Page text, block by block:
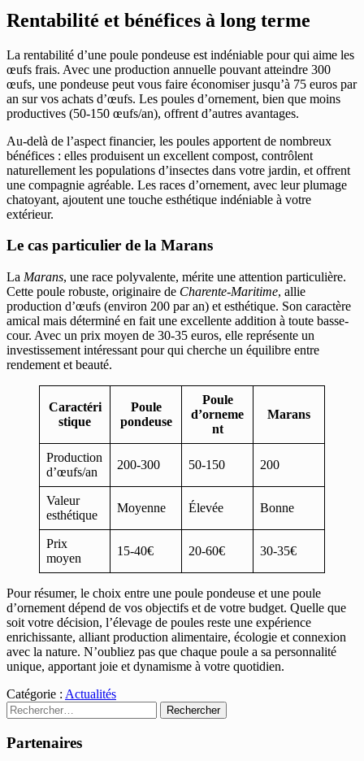
Rentabilité et bénéfices à long terme
La rentabilité d’une poule pondeuse est indéniable pour qui aime les
œufs frais. Avec une production annuelle pouvant atteindre 300
œufs, une pondeuse peut vous faire économiser jusqu’à 75 euros par
an sur vos achats d’œufs. Les poules d’ornement, bien que moins
productives (50-150 œufs/an), offrent d’autres avantages.
Au-delà de l’aspect financier, les poules apportent de nombreux
bénéfices : elles produisent un excellent compost, contrôlent
naturellement les populations d’insectes dans votre jardin, et offrent
une compagnie agréable. Les races d’ornement, avec leur plumage
chatoyant, ajoutent une touche esthétique indéniable à votre
extérieur.
Le cas particulier de la Marans
La Marans, une race polyvalente, mérite une attention particulière.
Cette poule robuste, originaire de Charente-Maritime, allie
production d’œufs (environ 200 par an) et esthétique. Son caractère
amical mais déterminé en fait une excellente addition à toute basse-
cour. Avec un prix moyen de 30-35 euros, elle représente un
investissement intéressant pour qui cherche un équilibre entre
rendement et beauté.
Caractéri
stique
Poule
pondeuse
Poule
d’orneme
nt
Marans
Production
d’œufs/an
200-300 50-150 200
Valeur
esthétique
Moyenne Élevée Bonne
Prix
moyen
15-40€ 20-60€ 30-35€
Pour résumer, le choix entre une poule pondeuse et une poule
d’ornement dépend de vos objectifs et de votre budget. Quelle que
soit votre décision, l’élevage de poules reste une expérience
enrichissante, alliant production alimentaire, écologie et connexion
avec la nature. N’oubliez pas que chaque poule a sa personnalité
unique, apportant joie et dynamisme à votre quotidien.
Catégorie : Actualités
Rechercher :
Partenaires